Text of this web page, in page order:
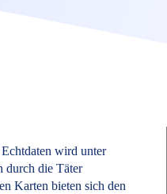
wird unter
durch die Täter
Karten bieten sich den